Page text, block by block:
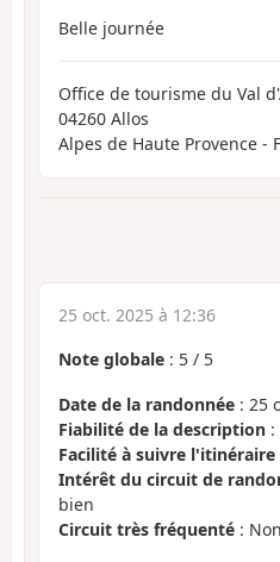
Belle journée
Office de tourisme du Val
04260 Allos
Alpes de Haute Provence -
25 oct. 2025 à 12:36
Note globale : 5 / 5
Date de la randonnée : 25
Fiabilité de la description
Facilité à suivre l'itinéraire
Intérêt du circuit de
bien
Circuit très fréquenté : Non